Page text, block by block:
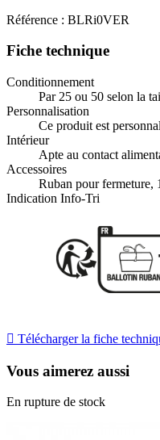
Référence : BLRi0VER
Fiche technique
Conditionnement
Par 25 ou 50 selon la
Personnalisation
Ce produit est
Intérieur
Apte au contact
Accessoires
Ruban pour fermeture,
Indication Info-Tri
 Télécharger la fiche
Vous aimerez aussi
En rupture de stock